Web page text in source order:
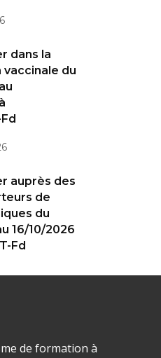
dans la
du
auprès des
de
du
16/10/2026
Fd
de formation à